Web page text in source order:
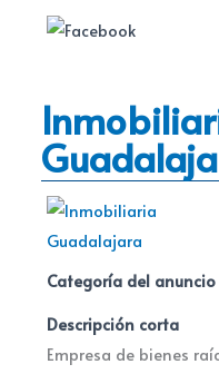
Categoría del anuncio
Descripción corta
Empresa de bienes